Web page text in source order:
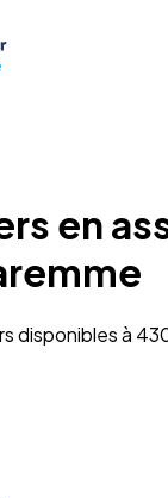
en
disponibles à